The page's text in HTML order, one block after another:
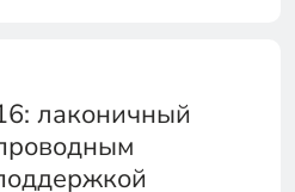
лаконичный